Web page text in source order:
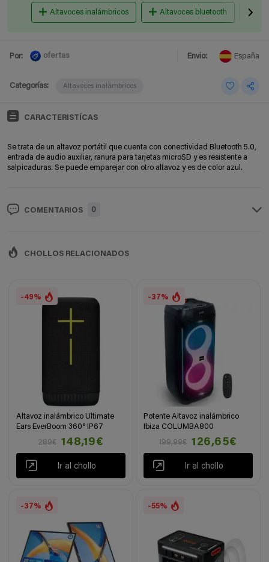
Altavoces inalámbricos Altavoces bluetooth
Por: ofertas Envio: España
Categorías: Altavoces inalámbricos
CARACTERISTÍCAS
Se trata de un altavoz portátil que cuenta con conectividad Bluetooth 5.0,
entrada de audio auxiliar, ranura para tarjetas microSD y es resistente a
salpicaduras. Se puede emparejar con otro altavoz y es de color azul.
COMENTARIOS 0
CHOLLOS RELACIONADOS
-49%
Altavoz inalámbrico Ultimate
Ears EverBoom 360° IP67
289€
148,19€
Ir al chollo
-37%
Potente Altavoz inalámbrico
Ibiza COLUMBA800
199,99€
126,65€
Ir al chollo
-37% -55%